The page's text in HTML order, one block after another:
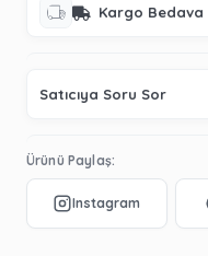
Kargo Bedava
Satıcıya Soru Sor
Ürünü Paylaş: